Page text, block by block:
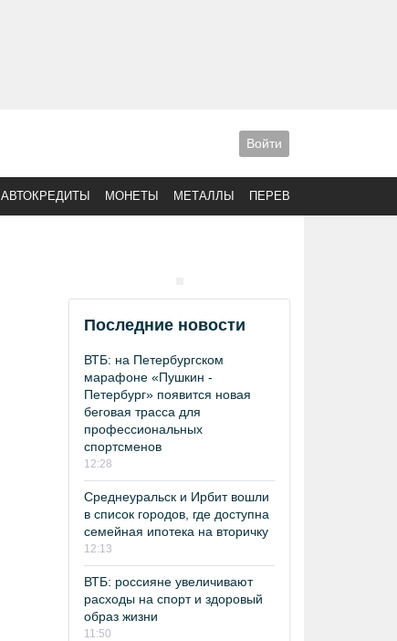
Войти
АВТОКРЕДИТЫ МОНЕТЫ МЕТАЛЛЫ ПЕРЕВОДЫ
Последние новости
ВТБ: на Петербургском
марафоне «Пушкин -
Петербург» появится новая
беговая трасса для
профессиональных
спортсменов
12:28
Среднеуральск и Ирбит вошли
в список городов, где доступна
семейная ипотека на вторичку
12:13
ВТБ: россияне увеличивают
расходы на спорт и здоровый
образ жизни
11:50